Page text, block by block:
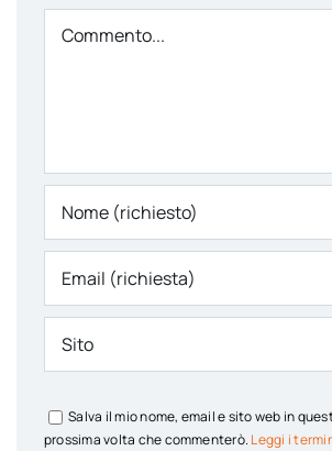
Comment
Salva il mio nome, email e sito web in
prossima volta che commenterò. Leggi i